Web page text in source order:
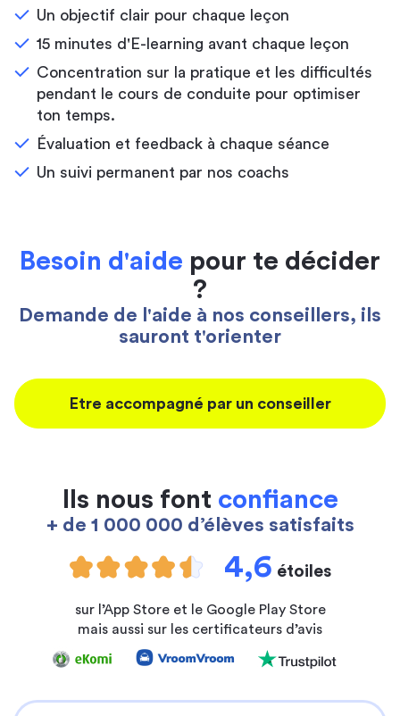
Un objectif clair pour chaque leçon
15 minutes d'E-learning avant chaque leçon
Concentration sur la pratique et les difficultés
pendant le cours de conduite pour optimiser
ton temps.
Évaluation et feedback à chaque séance
Un suivi permanent par nos coachs
Besoin d'aide pour te décider
?
Demande de l'aide à nos conseillers, ils
sauront t'orienter
Etre accompagné par un conseiller
Ils nous font confiance
+ de 1 000 000 d’élèves satisfaits
4,6 étoiles
sur l’App Store et le Google Play Store
mais aussi sur les certificateurs d’avis